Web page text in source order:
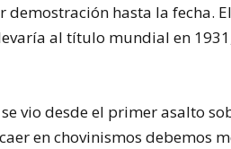
demostración hasta la fecha.
al título mundial en
vio desde el primer asalto
en chovinismos debemos